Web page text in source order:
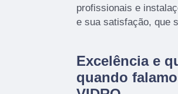
profissionais e
e sua satisfação, que
Excelência e
quando